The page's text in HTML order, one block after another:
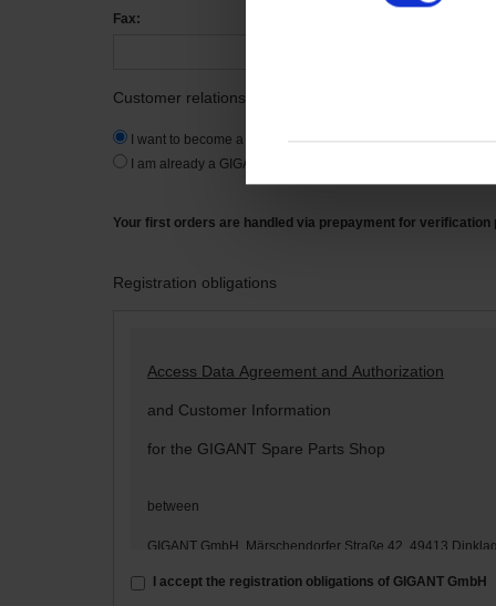
Fax:
Customer relationship
I want to become a new customer.
I am already a GIGANT-customer.
Your first orders are handled via prepayment for verification
Registration obligations
Access Data Agreement and Authorization
and Customer Information
for the GIGANT Spare Parts Shop
between
GIGANT GmbH, Märschendorfer Straße 42, 49413
I accept the registration obligations of GIGANT GmbH